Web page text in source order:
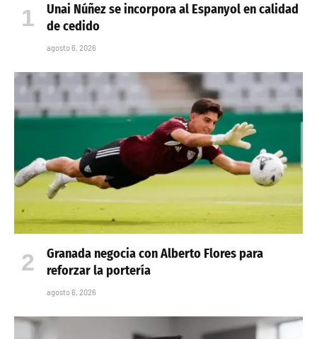
Unai Núñez se incorpora al Espanyol en calidad
de cedido
agosto 6, 2026
Granada negocia con Alberto Flores para
reforzar la portería
agosto 6, 2026